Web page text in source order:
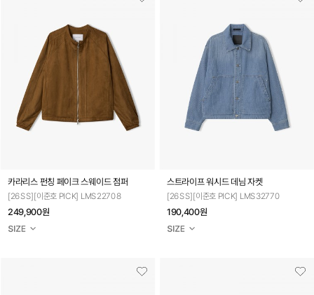
카라리스 펀칭 페이크 스웨이드 점퍼
[26SS][이준호 PICK] LMS22708
249,900원
스트라이프 워시드 데님 자켓
[26SS][이준호 PICK] LMS32770
190,400원